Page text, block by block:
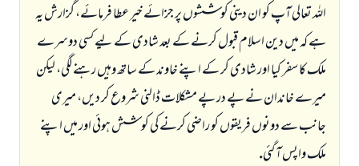
اللہ تعالى آپ كو ان دينى كوششوں پر جزائے خير عطا فرمائے، گزارش يہ
ہے كہ ميں دين اسلام قبول كرنے كے بعد شادى كے ليے كسى دوسرے
ملك كا سفر كيا اور شادى كر كے اپنے خاوند كے ساتھ وہيں رہنے لگى، ليكن
ميرے خاندان نے پے در پے مشكلات ڈالنى شروع كر ديں، ميرى
جانب سے دونوں فريقوں كو راضى كرنے كى كوشش ہوئى اور ميں اپنے
ملك واپس آ گئى.